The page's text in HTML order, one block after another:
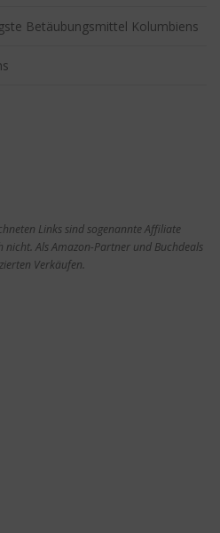
Betäubungsmittel Kolumbiens
Links sind sogenannte Affiliate
nicht. Als Amazon-Partner und Buchdeals
Verkäufen.